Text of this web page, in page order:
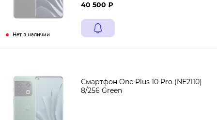
Нет в наличии
40 500 ₽
Смартфон One Plus 10 Pro (NE2110)
8/256 Green